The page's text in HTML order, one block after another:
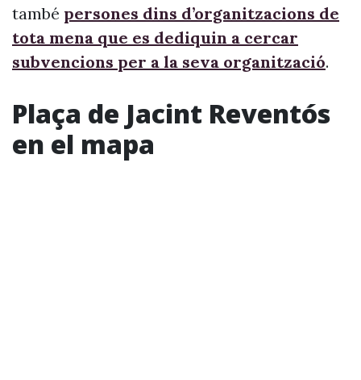
també persones dins d’organitzacions de
tota mena que es dediquin a cercar
subvencions per a la seva organització.
Plaça de Jacint Reventós
en el mapa